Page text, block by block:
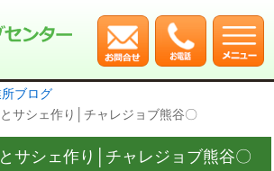
ブログ
サシェ作り│チャレジョブ熊谷〇
サシェ作り│チャレジョブ熊谷〇